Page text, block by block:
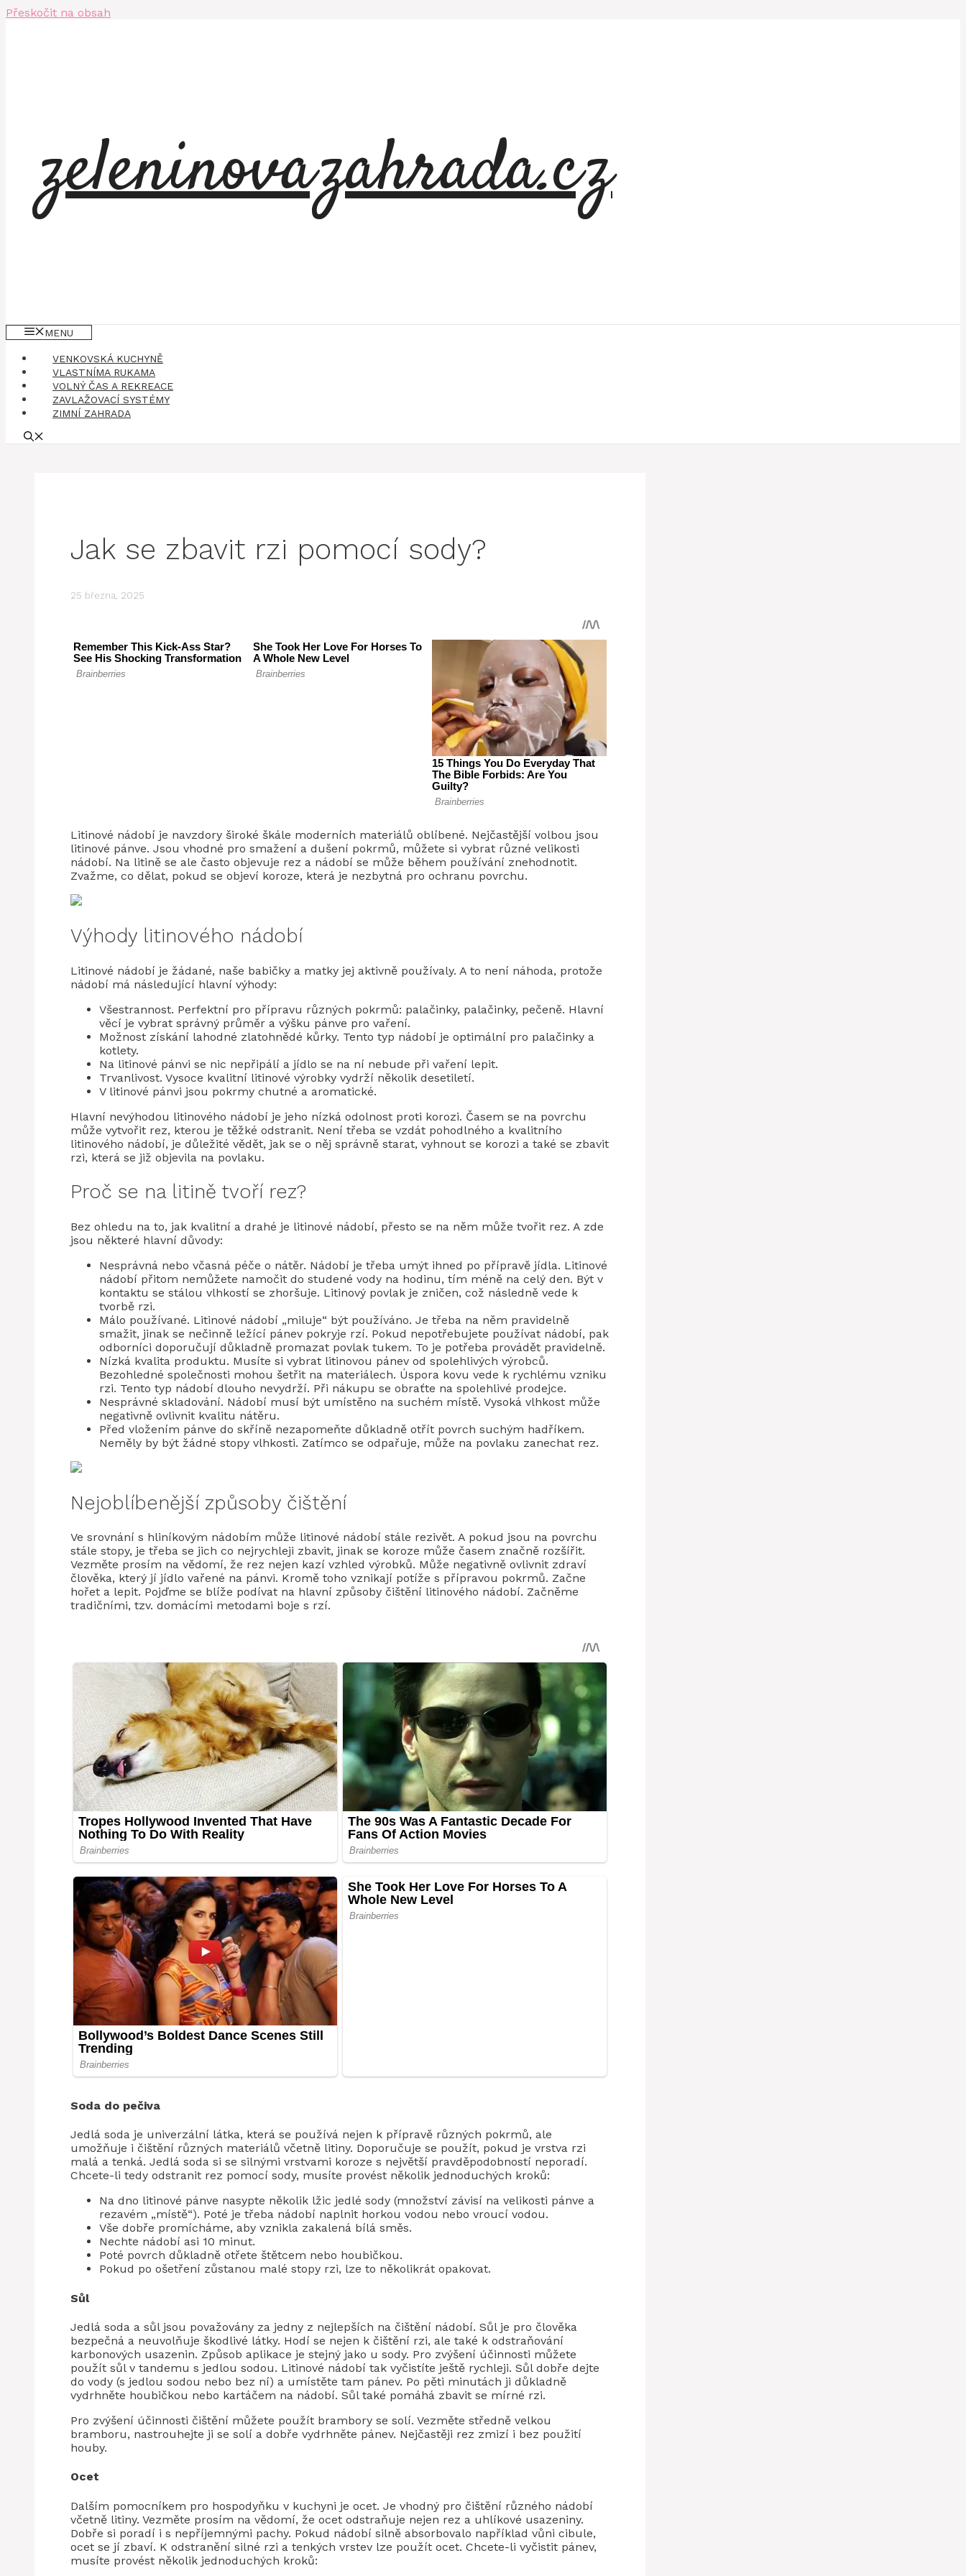
Přeskočit na obsah
zeleninovazahrada.cz
MENU
VENKOVSKÁ KUCHYNĚ
VLASTNÍMA RUKAMA
VOLNÝ ČAS A REKREACE
ZAVLAŽOVACÍ SYSTÉMY
ZIMNÍ ZAHRADA
Jak se zbavit rzi pomocí sody?
25 března, 2025
Litinové nádobí je navzdory široké škále moderních materiálů oblíbené. Nejčastější volbou jsou
litinové pánve. Jsou vhodné pro smažení a dušení pokrmů, můžete si vybrat různé velikosti
nádobí. Na litině se ale často objevuje rez a nádobí se může během používání znehodnotit.
Zvažme, co dělat, pokud se objeví koroze, která je nezbytná pro ochranu povrchu.
Výhody litinového nádobí
Litinové nádobí je žádané, naše babičky a matky jej aktivně používaly. A to není náhoda, protože
nádobí má následující hlavní výhody:
Všestrannost. Perfektní pro přípravu různých pokrmů: palačinky, palačinky, pečeně. Hlavní
věcí je vybrat správný průměr a výšku pánve pro vaření.
Možnost získání lahodné zlatohnědé kůrky. Tento typ nádobí je optimální pro palačinky a
kotlety.
Na litinové pánvi se nic nepřipálí a jídlo se na ní nebude při vaření lepit.
Trvanlivost. Vysoce kvalitní litinové výrobky vydrží několik desetiletí.
V litinové pánvi jsou pokrmy chutné a aromatické.
Hlavní nevýhodou litinového nádobí je jeho nízká odolnost proti korozi. Časem se na povrchu
může vytvořit rez, kterou je těžké odstranit. Není třeba se vzdát pohodlného a kvalitního
litinového nádobí, je důležité vědět, jak se o něj správně starat, vyhnout se korozi a také se zbavit
rzi, která se již objevila na povlaku.
Proč se na litině tvoří rez?
Bez ohledu na to, jak kvalitní a drahé je litinové nádobí, přesto se na něm může tvořit rez. A zde
jsou některé hlavní důvody:
Nesprávná nebo včasná péče o nátěr. Nádobí je třeba umýt ihned po přípravě jídla. Litinové
nádobí přitom nemůžete namočit do studené vody na hodinu, tím méně na celý den. Být v
kontaktu se stálou vlhkostí se zhoršuje. Litinový povlak je zničen, což následně vede k
tvorbě rzi.
Málo používané. Litinové nádobí „miluje“ být používáno. Je třeba na něm pravidelně
smažit, jinak se nečinně ležící pánev pokryje rzí. Pokud nepotřebujete používat nádobí, pak
odborníci doporučují důkladně promazat povlak tukem. To je potřeba provádět pravidelně.
Nízká kvalita produktu. Musíte si vybrat litinovou pánev od spolehlivých výrobců.
Bezohledné společnosti mohou šetřit na materiálech. Úspora kovu vede k rychlému vzniku
rzi. Tento typ nádobí dlouho nevydrží. Při nákupu se obraťte na spolehlivé prodejce.
Nesprávné skladování. Nádobí musí být umístěno na suchém místě. Vysoká vlhkost může
negativně ovlivnit kvalitu nátěru.
Před vložením pánve do skříně nezapomeňte důkladně otřít povrch suchým hadříkem.
Neměly by být žádné stopy vlhkosti. Zatímco se odpařuje, může na povlaku zanechat rez.
Nejoblíbenější způsoby čištění
Ve srovnání s hliníkovým nádobím může litinové nádobí stále rezivět. A pokud jsou na povrchu
stále stopy, je třeba se jich co nejrychleji zbavit, jinak se koroze může časem značně rozšířit.
Vezměte prosím na vědomí, že rez nejen kazí vzhled výrobků. Může negativně ovlivnit zdraví
člověka, který jí jídlo vařené na pánvi. Kromě toho vznikají potíže s přípravou pokrmů. Začne
hořet a lepit. Pojďme se blíže podívat na hlavní způsoby čištění litinového nádobí. Začněme
tradičními, tzv. domácími metodami boje s rzí.
Soda do pečiva
Jedlá soda je univerzální látka, která se používá nejen k přípravě různých pokrmů, ale
umožňuje i čištění různých materiálů včetně litiny. Doporučuje se použít, pokud je vrstva rzi
malá a tenká. Jedlá soda si se silnými vrstvami koroze s největší pravděpodobností neporadí.
Chcete-li tedy odstranit rez pomocí sody, musíte provést několik jednoduchých kroků:
Na dno litinové pánve nasypte několik lžic jedlé sody (množství závisí na velikosti pánve a
rezavém „místě“). Poté je třeba nádobí naplnit horkou vodou nebo vroucí vodou.
Vše dobře promícháme, aby vznikla zakalená bílá směs.
Nechte nádobí asi 10 minut.
Poté povrch důkladně otřete štětcem nebo houbičkou.
Pokud po ošetření zůstanou malé stopy rzi, lze to několikrát opakovat.
Sůl
Jedlá soda a sůl jsou považovány za jedny z nejlepších na čištění nádobí. Sůl je pro člověka
bezpečná a neuvolňuje škodlivé látky. Hodí se nejen k čištění rzi, ale také k odstraňování
karbonových usazenin. Způsob aplikace je stejný jako u sody. Pro zvýšení účinnosti můžete
použít sůl v tandemu s jedlou sodou. Litinové nádobí tak vyčistíte ještě rychleji. Sůl dobře dejte
do vody (s jedlou sodou nebo bez ní) a umístěte tam pánev. Po pěti minutách ji důkladně
vydrhněte houbičkou nebo kartáčem na nádobí. Sůl také pomáhá zbavit se mírné rzi.
Pro zvýšení účinnosti čištění můžete použít brambory se solí. Vezměte středně velkou
bramboru, nastrouhejte ji se solí a dobře vydrhněte pánev. Nejčastěji rez zmizí i bez použití
houby.
Ocet
Dalším pomocníkem pro hospodyňku v kuchyni je ocet. Je vhodný pro čištění různého nádobí
včetně litiny. Vezměte prosím na vědomí, že ocet odstraňuje nejen rez a uhlíkové usazeniny.
Dobře si poradí i s nepříjemnými pachy. Pokud nádobí silně absorbovalo například vůni cibule,
ocet se jí zbaví. K odstranění silné rzi a tenkých vrstev lze použít ocet. Chcete-li vyčistit pánev,
musíte provést několik jednoduchých kroků: